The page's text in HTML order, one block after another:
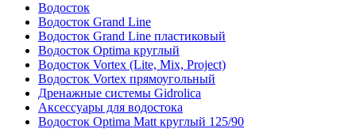
Водосток
Водосток Grand Line
Водосток Grand Line пластиковый
Водосток Optima круглый
Водосток Vortex (Lite, Mix, Project)
Водосток Vortex прямоугольный
Дренажные системы Gidrolica
Аксессуары для водостока
Водосток Optima Matt круглый 125/90